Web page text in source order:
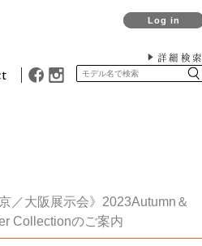
Log in
詳細検索
京／大阪展示会》2023Autumn＆
Collectionのご案内